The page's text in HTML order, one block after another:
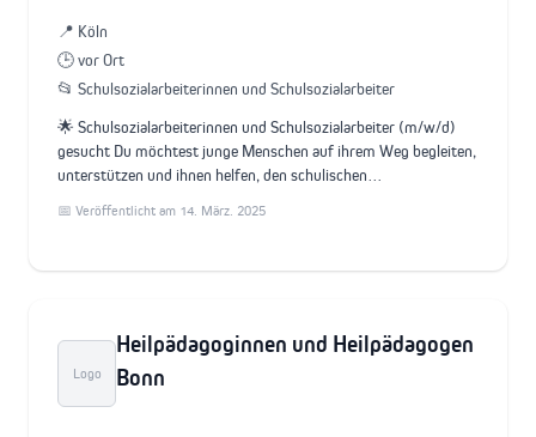
📍 Köln
🕒 vor Ort
📂 Schulsozialarbeiterinnen und Schulsozialarbeiter
🌟 Schulsozialarbeiterinnen und Schulsozialarbeiter (m/w/d)
gesucht Du möchtest junge Menschen auf ihrem Weg begleiten,
unterstützen und ihnen helfen, den schulischen…
📅 Veröffentlicht am 14. März. 2025
Logo
Heilpädagoginnen und Heilpädagogen
Bonn